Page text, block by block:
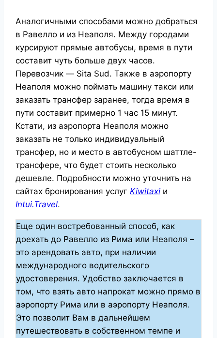
Аналогичными способами можно добраться
в Равелло и из Неаполя. Между городами
курсируют прямые автобусы, время в пути
составит чуть больше двух часов.
Перевозчик — Sita Sud. Также в аэропорту
Неаполя можно поймать машину такси или
заказать трансфер заранее, тогда время в
пути составит примерно 1 час 15 минут.
Кстати, из аэропорта Неаполя можно
заказать не только индивидуальный
трансфер, но и место в автобусном шаттле-
трансфере, что будет стоить несколько
дешевле. Подробности можно уточнить на
сайтах бронирования услуг Kiwitaxi и
Intui.Travel.
Еще один востребованный способ, как
доехать до Равелло из Рима или Неаполя –
это арендовать авто, при наличии
международного водительского
удостоверения. Удобство заключается в
том, что взять авто напрокат можно прямо в
аэропорту Рима или в аэропорту Неаполя.
Это позволит Вам в дальнейшем
путешествовать в собственном темпе и